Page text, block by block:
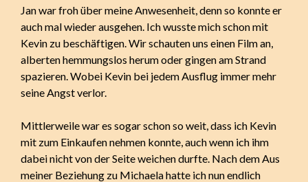
Jan war froh über meine Anwesenheit, denn so konnte er
auch mal wieder ausgehen. Ich wusste mich schon mit
Kevin zu beschäftigen. Wir schauten uns einen Film an,
alberten hemmungslos herum oder gingen am Strand
spazieren. Wobei Kevin bei jedem Ausflug immer mehr
seine Angst verlor.
Mittlerweile war es sogar schon so weit, dass ich Kevin
mit zum Einkaufen nehmen konnte, auch wenn ich ihm
dabei nicht von der Seite weichen durfte. Nach dem Aus
meiner Beziehung zu Michaela hatte ich nun endlich